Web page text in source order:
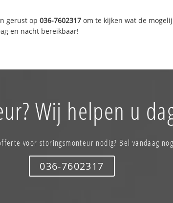
gerust op036-7602317 om te kijken wat de
en nacht bereikbaar!
Wij helpen u
voor storingsmonteur nodig? Bel vandaag
036-7602317